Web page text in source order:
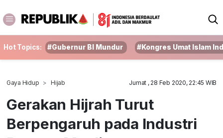
Hot Topics: #Gubernur BI Mundur #Kongres Umat Islam
Gaya Hidup Hijab Jumat , 28 Feb 2020, 22:45 WIB
Gerakan Hijrah Turut
Berpengaruh pada Industri